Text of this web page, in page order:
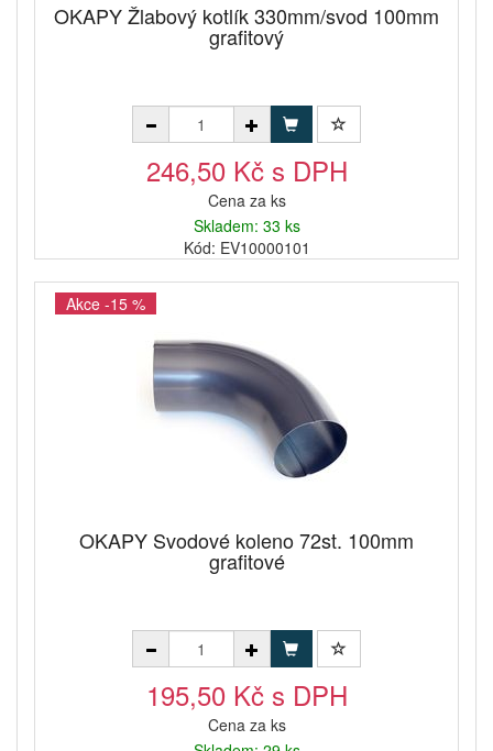
OKAPY Žlabový kotlík 330mm/svod 100mm
grafitový
246,50 Kč s DPH
Cena za ks
Skladem: 33 ks
Kód: EV10000101
Akce -15 %
OKAPY Svodové koleno 72st. 100mm
grafitové
195,50 Kč s DPH
Cena za ks